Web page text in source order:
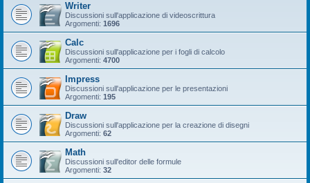
Writer
Discussioni sull'applicazione di videoscrittura
Argomenti: 1696
Calc
Discussioni sull'applicazione per i fogli di calcolo
Argomenti: 4700
Impress
Discussioni sull'applicazione per le presentazioni
Argomenti: 195
Draw
Discussioni sull'applicazione per la creazione di disegni
Argomenti: 62
Math
Discussioni sull'editor delle formule
Argomenti: 32